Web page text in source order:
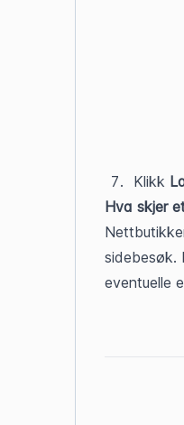
Klikk
Hva skjer
sidebesøk.
eventuelle